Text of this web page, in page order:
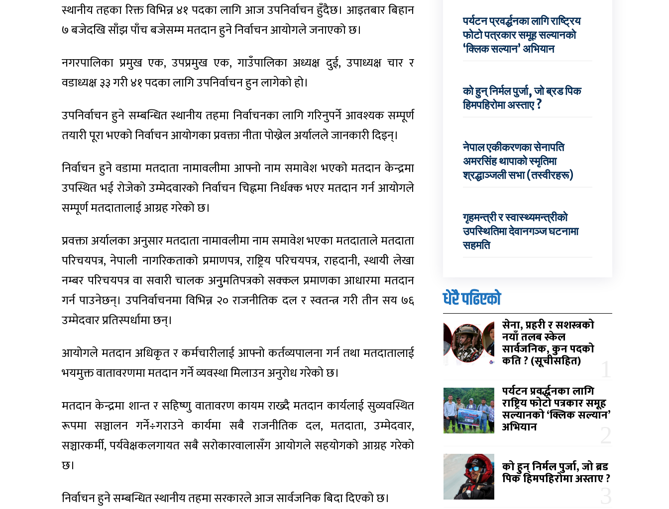
स्थानीय तहका रिक्त विभिन्न ४१ पदका लागि आज उपनिर्वाचन हुँदैछ। आइतबार बिहान
७ बजेदखि साँझ पाँच बजेसम्म मतदान हुने निर्वाचन आयोगले जनाएको छ।
नगरपालिका प्रमुख एक, उपप्रमुख एक, गाउँपालिका अध्यक्ष दुई, उपाध्यक्ष चार र
वडाध्यक्ष ३३ गरी ४१ पदका लागि उपनिर्वाचन हुन लागेको हो।
उपनिर्वाचन हुने सम्बन्धित स्थानीय तहमा निर्वाचनका लागि गरिनुपर्ने आवश्यक सम्पूर्ण
तयारी पूरा भएको निर्वाचन आयोगका प्रवक्ता नीता पोख्रेल अर्यालले जानकारी दिइन्।
निर्वाचन हुने वडामा मतदाता नामावलीमा आफ्नो नाम समावेश भएको मतदान केन्द्रमा
उपस्थित भई रोजेको उम्मेदवारको निर्वाचन चिह्नमा निर्धक्क भएर मतदान गर्न आयोगले
सम्पूर्ण मतदातालाई आग्रह गरेको छ।
प्रवक्ता अर्यालका अनुसार मतदाता नामावलीमा नाम समावेश भएका मतदाताले मतदाता
परिचयपत्र, नेपाली नागरिकताको प्रमाणपत्र, राष्ट्रिय परिचयपत्र, राहदानी, स्थायी लेखा
नम्बर परिचयपत्र वा सवारी चालक अनुुमतिपत्रको सक्कल प्रमाणका आधारमा मतदान
गर्न पाउनेछन्। उपनिर्वाचनमा विभिन्न २० राजनीतिक दल र स्वतन्त्र गरी तीन सय ७६
उम्मेदवार प्रतिस्पर्धामा छन्।
आयोगले मतदान अधिकृत र कर्मचारीलाई आफ्नो कर्तव्यपालना गर्न तथा मतदातालाई
भयमुक्त वातावरणमा मतदान गर्ने व्यवस्था मिलाउन अनुरोध गरेको छ।
मतदान केन्द्रमा शान्त र सहिष्णु वातावरण कायम राख्दै मतदान कार्यलाई सुव्यवस्थित
रूपमा सञ्चालन गर्ने÷गराउने कार्यमा सबै राजनीतिक दल, मतदाता, उम्मेदवार,
सञ्चारकर्मी, पर्यवेक्षकलगायत सबै सरोकारवालासँग आयोगले सहयोगको आग्रह गरेको
छ।
निर्वाचन हुने सम्बन्धित स्थानीय तहमा सरकारले आज सार्वजनिक बिदा दिएको छ।
पर्यटन प्रवर्द्धनका लागि राष्ट्रिय
फोटो पत्रकार समूह सल्यानको
‘क्लिक सल्यान’ अभियान
को हुन् निर्मल पुर्जा, जो ब्रड पिक
हिमपहिरोमा अस्ताए ?
नेपाल एकीकरणका सेनापति
अमरसिंह थापाको स्मृतिमा
श्रद्धाञ्जली सभा (तस्वीरहरू)
गृहमन्त्री र स्वास्थ्यमन्त्रीको
उपस्थितिमा देवानगञ्ज घटनामा
सहमति
धेरै पढिएको
सेना, प्रहरी र सशस्त्रको
नयाँ तलब स्केल
सार्वजनिक, कुन पदको
कति ? (सूचीसहित)
पर्यटन प्रवर्द्धनका लागि
राष्ट्रिय फोटो पत्रकार समूह
सल्यानको ‘क्लिक सल्यान’
अभियान
को हुन् निर्मल पुर्जा, जो ब्रड
पिक हिमपहिरोमा अस्ताए ?